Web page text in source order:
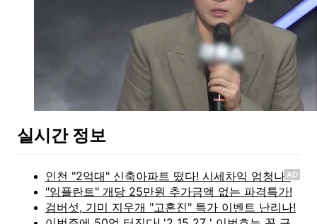
실시간 정보
AD